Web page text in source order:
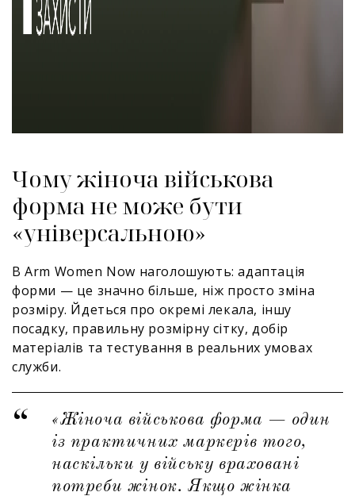
Чому жіноча військова
форма не може бути
«універсальною»
В Arm Women Now наголошують: адаптація
форми — це значно більше, ніж просто зміна
розміру. Йдеться про окремі лекала, іншу
посадку, правильну розмірну сітку, добір
матеріалів та тестування в реальних умовах
служби.
«Жіноча військова форма — один
із практичних маркерів того,
наскільки у війську враховані
потреби жінок. Якщо жінка